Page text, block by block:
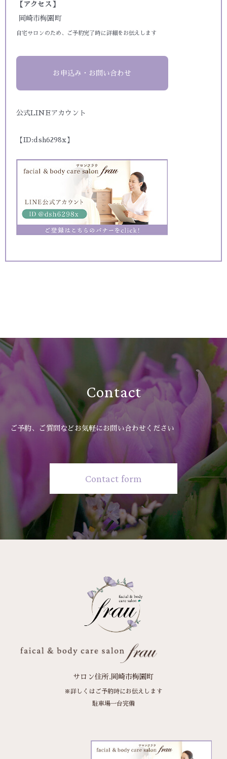
【アクセス】
岡崎市梅園町
自宅サロンのため、ご予約完了時に詳細をお伝えします
お申込み・お問い合わせ
公式LINEアカウント
【ID:dsh6298x】
Contact
ご予約、ご質問などお気軽にお問い合わせください
Contact form
サロン住所.岡崎市梅園町
※詳しくはご予約時にお伝えします
駐車場一台完備